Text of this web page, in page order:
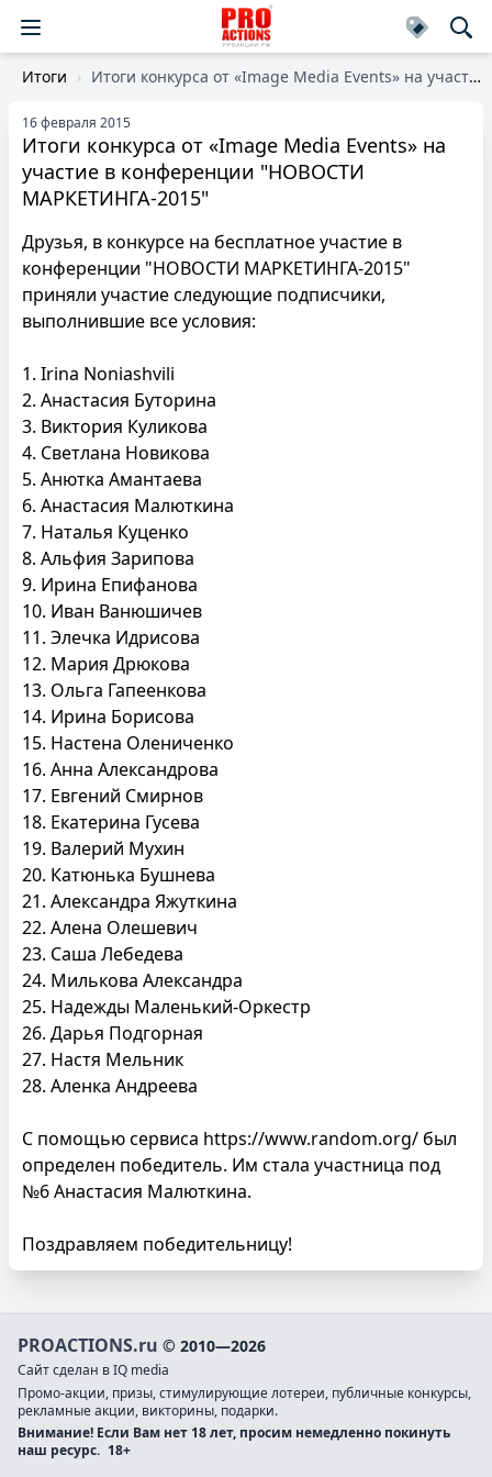
Итоги Итоги конкурса от «Image Media Events» на участие в конференции "НОВОСТИ МАРКЕТИНГА-2015"
16 февраля 2015
Итоги конкурса от «Image Media Events» на
участие в конференции "НОВОСТИ
МАРКЕТИНГА-2015"
Друзья, в конкурсе на бесплатное участие в
конференции "НОВОСТИ МАРКЕТИНГА-2015"
приняли участие следующие подписчики,
выполнившие все условия:
1. Irina Noniashvili
2. Анастасия Буторина
3. Виктория Куликова
4. Светлана Новикова
5. Анютка Амантаева
6. Анастасия Малюткина
7. Наталья Куценко
8. Альфия Зарипова
9. Ирина Епифанова
10. Иван Ванюшичев
11. Элечка Идрисова
12. Мария Дрюкова
13. Ольга Гапеенкова
14. Ирина Борисова
15. Настена Олениченко
16. Анна Александрова
17. Евгений Смирнов
18. Екатерина Гусева
19. Валерий Мухин
20. Катюнька Бушнева
21. Александра Яжуткина
22. Алена Олешевич
23. Саша Лебедева
24. Милькова Александра
25. Надежды Маленький-Оркестр
26. Дарья Подгорная
27. Настя Мельник
28. Аленка Андреева
С помощью сервиса https://www.random.org/ был
определен победитель. Им стала участница под
№6 Анастасия Малюткина.
Поздравляем победительницу!
PROACTIONS.ru © 2010—2026
Сайт сделан в IQ media
Промо-акции, призы, стимулирующие лотереи, публичные конкурсы,
рекламные акции, викторины, подарки.
Внимание! Если Вам нет 18 лет, просим немедленно покинуть
наш ресурс. 18+